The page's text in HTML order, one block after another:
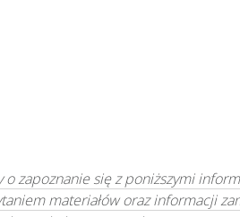
o zapoznanie się z poniższymi
materiałów oraz informacji